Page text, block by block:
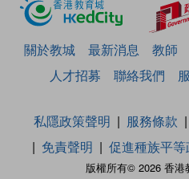
關於教城 最新消息 教師
人才招募
聯絡我們
版權所有© 2026 香港
私隱政策聲明 服務條款
免責聲明
促進種族平